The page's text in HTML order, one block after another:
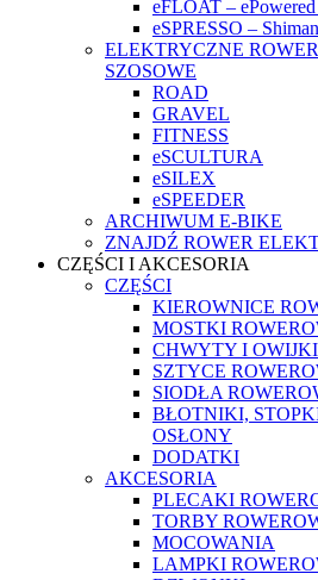
eFLOAT –
eSPRESSO –
ELEKTRYCZNE
SZOSOWE
ROAD
GRAVEL
FITNESS
eSCULTURA
eSILEX
eSPEEDER
ARCHIWUM E-BIKE
ZNAJDŹ ROWER
CZĘŚCI I AKCESORIA
CZĘŚCI
KIEROWNICE
MOSTKI
CHWYTY I
SZTYCE
SIODŁA
BŁOTNIKI,
OSŁONY
DODATKI
AKCESORIA
PLECAKI
TORBY
MOCOWANIA
LAMPKI